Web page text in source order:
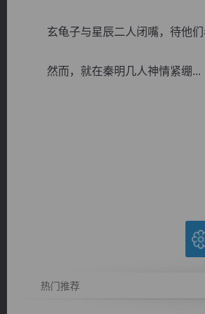
玄龟子与星辰二人闭嘴，待他们
然而，就在秦明几人神情紧绷...
热门推荐